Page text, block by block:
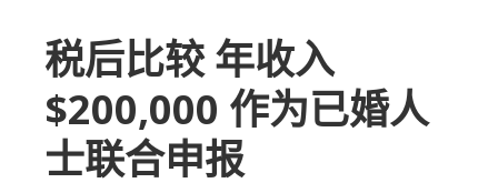
税后比较 年收入
$200,000 作为已婚人
士联合申报